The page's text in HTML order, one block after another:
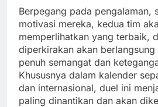
Berpegang pada pengalaman,
motivasi mereka, kedua tim
memperlihatkan yang terbaik,
diperkirakan akan
penuh semangat dan
Khususnya dalam kalender
dan internasional, duel ini
paling dinantikan dan akan